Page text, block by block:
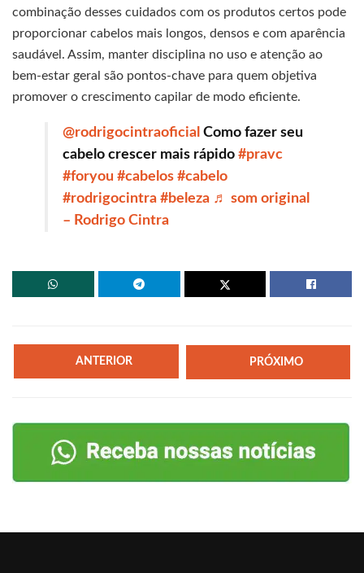
combinação desses cuidados com os produtos certos pode
proporcionar cabelos mais longos, densos e com aparência
saudável. Assim, manter disciplina no uso e atenção ao
bem-estar geral são pontos-chave para quem objetiva
promover o crescimento capilar de modo eficiente.
@rodrigocintraoficial Como fazer seu
cabelo crescer mais rápido #pravc
#foryou #cabelos #cabelo
#rodrigocintra #beleza ♬ som original
– Rodrigo Cintra
ANTERIOR PRÓXIMO